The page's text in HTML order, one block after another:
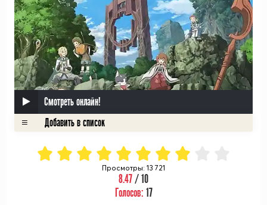
Смотреть онлайн!
Просмотры: 13 721
8.47/ 10
Голосов: 17